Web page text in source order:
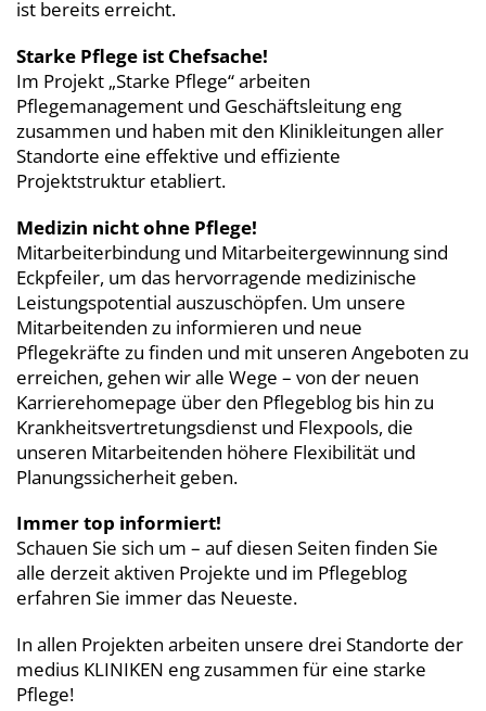
ist bereits erreicht.
Starke Pflege ist Chefsache!
Im Projekt „Starke Pflege“ arbeiten
Pflegemanagement und Geschäftsleitung eng
zusammen und haben mit den Klinikleitungen aller
Standorte eine effektive und effiziente
Projektstruktur etabliert.
Medizin nicht ohne Pflege!
Mitarbeiterbindung und Mitarbeitergewinnung sind
Eckpfeiler, um das hervorragende medizinische
Leistungspotential auszuschöpfen. Um unsere
Mitarbeitenden zu informieren und neue
Pflegekräfte zu finden und mit unseren Angeboten zu
erreichen, gehen wir alle Wege – von der neuen
Karrierehomepage über den Pflegeblog bis hin zu
Krankheitsvertretungsdienst und Flexpools, die
unseren Mitarbeitenden höhere Flexibilität und
Planungssicherheit geben.
Immer top informiert!
Schauen Sie sich um – auf diesen Seiten finden Sie
alle derzeit aktiven Projekte und im Pflegeblog
erfahren Sie immer das Neueste.
In allen Projekten arbeiten unsere drei Standorte der
medius KLINIKEN eng zusammen für eine starke
Pflege!